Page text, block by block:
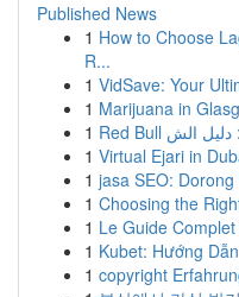
Published News
1 How to Choose
R...
1 VidSave: Your
1 Marijuana in
1
1 Virtual Ejari in
1 jasa SEO:
1 Choosing the
1 Le Guide
1 Kubet: Hướng
1 copyright